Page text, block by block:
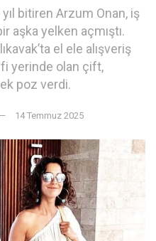
bitiren Arzum Onan, iş
aşka yelken açmıştı.
el ele alışveriş
yerinde olan çift,
poz verdi.
14 Temmuz 2025